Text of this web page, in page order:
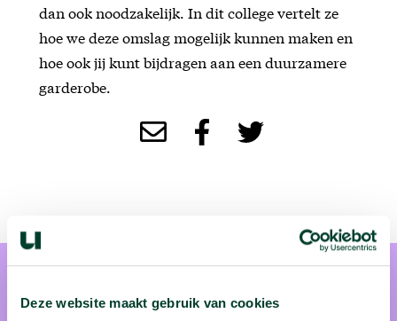
Deze website maakt gebruik van cookies
dan ook noodzakelijk. In dit college vertelt ze
hoe we deze omslag mogelijk kunnen maken en
hoe ook jij kunt bijdragen aan een duurzamere
garderobe.